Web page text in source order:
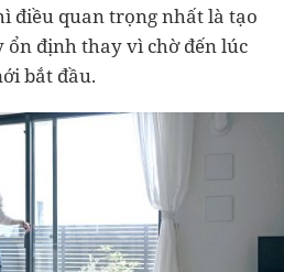
điều quan trọng nhất là tạo
định thay vì chờ đến lúc
bắt đầu.